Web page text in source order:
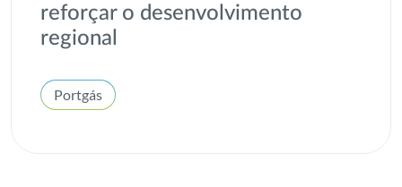
Gás
Gases renováveis
H2med
reforçar o desenvolvimento
regional
Portgás